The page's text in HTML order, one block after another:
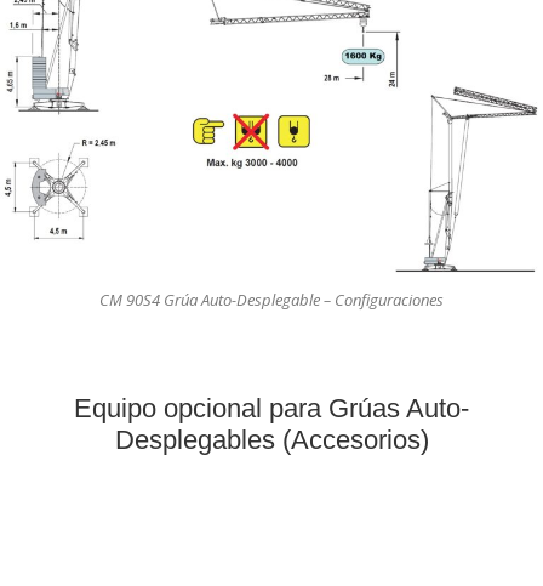
CM 90S4 Grúa Auto-Desplegable – Configuraciones
Equipo opcional para Grúas Auto-
Desplegables (Accesorios)